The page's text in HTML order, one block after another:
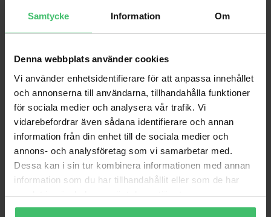
Samtycke Information Om
Denna webbplats använder cookies
Vi använder enhetsidentifierare för att anpassa innehållet
och annonserna till användarna, tillhandahålla funktioner
för sociala medier och analysera vår trafik. Vi
vidarebefordrar även sådana identifierare och annan
information från din enhet till de sociala medier och
annons- och analysföretag som vi samarbetar med.
Dessa kan i sin tur kombinera informationen med annan
information som du har tillhandahållit eller som de har
samlat in när du har använt deras tjänster.
Varför VarjeSteg?
Smärtfri löpning
Lär dig en skonsam löpteknik som bygger upp
kroppen istället för att bryta ner den.